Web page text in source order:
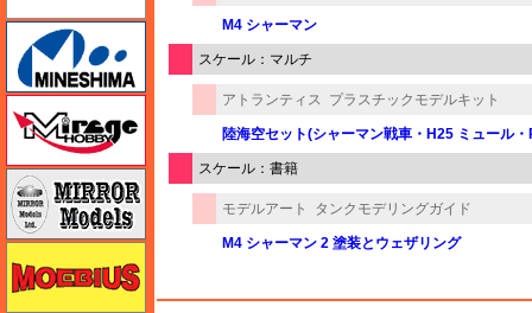
M4 シャーマン
スケール：マルチ
アトランティス プラスチックモデルキット
陸海空セット(シャーマン戦車・H25 ミュール
スケール：書籍
モデルアート タンクモデリングガイド
M4 シャーマン 2 塗装とウェザリング
ミラージュホビー
ミラーモデルズ